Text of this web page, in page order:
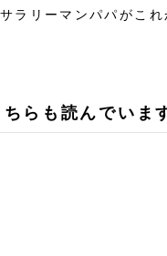
ラリーマンパパがこ
らも読んでいま